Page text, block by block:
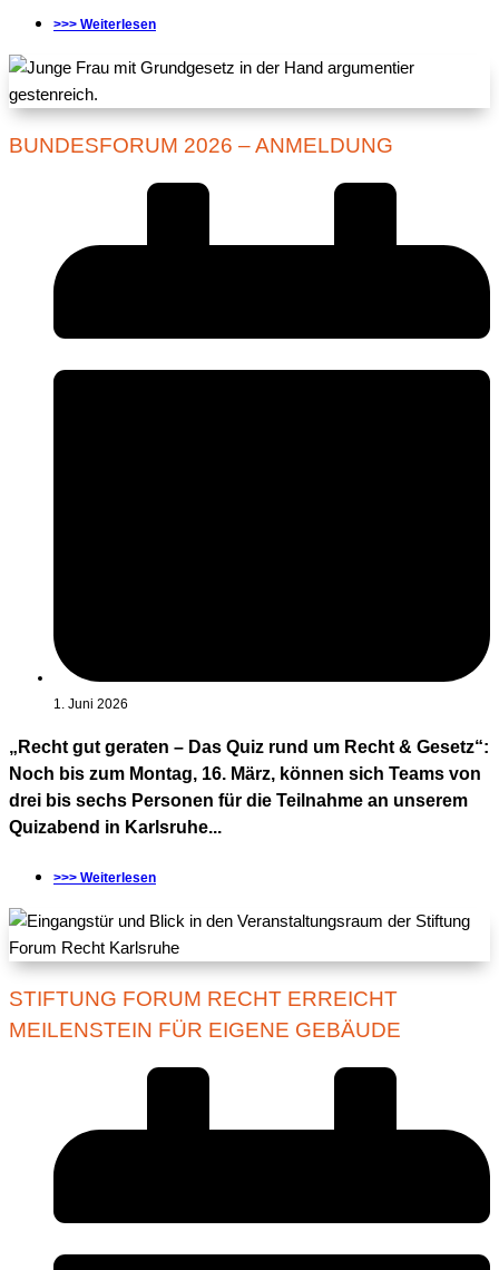
>>> Weiterlesen
BUNDESFORUM 2026 – ANMELDUNG
1. Juni 2026
„Recht gut geraten – Das Quiz rund um Recht & Gesetz“:
Noch bis zum Montag, 16. März, können sich Teams von
drei bis sechs Personen für die Teilnahme an unserem
Quizabend in Karlsruhe...
>>> Weiterlesen
STIFTUNG FORUM RECHT ERREICHT
MEILENSTEIN FÜR EIGENE GEBÄUDE